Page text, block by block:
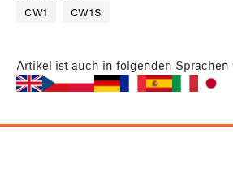
CW1 CW1S
Artikel ist auch in folgenden Sprachen